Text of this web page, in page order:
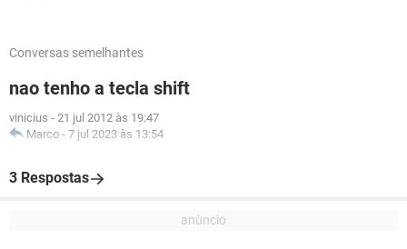
Conversas semelhantes
nao tenho a tecla shift
vinicius - 21 jul 2012 às 19:47
Marco - 7 jul 2023 às 13:54
3 Respostas